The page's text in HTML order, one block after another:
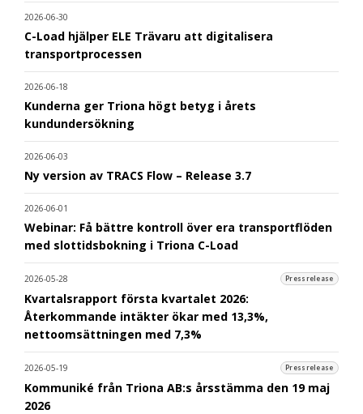
2026-06-30
C-Load hjälper ELE Trävaru att digitalisera
transportprocessen
2026-06-18
Kunderna ger Triona högt betyg i årets
kundundersökning
2026-06-03
Ny version av TRACS Flow – Release 3.7
2026-06-01
Webinar: Få bättre kontroll över era transportflöden
med slottidsbokning i Triona C-Load
2026-05-28 Pressrelease
Kvartalsrapport första kvartalet 2026:
Återkommande intäkter ökar med 13,3%,
nettoomsättningen med 7,3%
2026-05-19 Pressrelease
Kommuniké från Triona AB:s årsstämma den 19 maj
2026